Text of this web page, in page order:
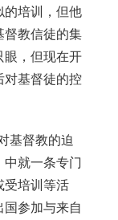
的培训，但他
督教信徒的集
眼，但现在开
对基督徒的控
基督教的迫
就一条专门
受培训等活
参加与来自